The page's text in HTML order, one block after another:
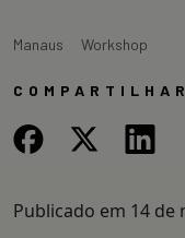
Manaus Workshop
Publicado em 14 de